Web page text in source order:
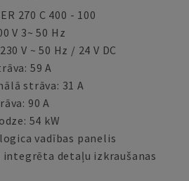
270 C 400 - 100
V 3~ 50 Hz
V ~ 50 Hz / 24 V DC
59 A
strāva: 31 A
90 A
54 kW
vadības panelis
detaļu izkraušanas